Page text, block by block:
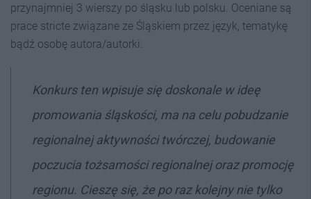
przynajmniej 3 wierszy po śląsku lub polsku. Oceniane są
prace stricte związane ze Śląskiem przez język, tematykę
bądź osobę autora/autorki.
Konkurs ten wpisuje się doskonale w ideę
promowania śląskości, ma na celu pobudzanie
regionalnej aktywności twórczej, budowanie
poczucia tożsamości regionalnej oraz promocję
regionu. Cieszę się, że po raz kolejny nie tylko